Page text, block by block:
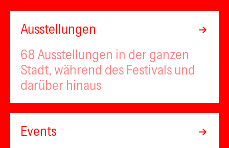
Ausstellungen
68 Ausstellungen in der ganzen
Stadt, während des Festivals und
darüber hinaus
Events